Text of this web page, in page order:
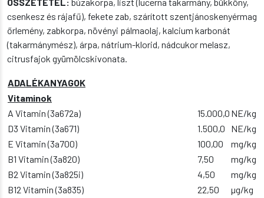
csenkesz és rájafű), fekete zab, szárított szentjánoskenyérmag
őrlemény, zabkorpa, növényi pálmaolaj, kalcium karbonát
(takarmánymész), árpa, nátrium-klorid, nádcukor melasz,
citrusfajok gyümölcskivonata.
ADALÉKANYAGOK
Vitaminok
A Vitamin (3a672a)
15.000,0 NE/kg
D3 Vitamin (3a671)
1.500,0
NE/kg
E Vitamin (3a700)
100,00
mg/kg
B1 Vitamin (3a820)
7,50
mg/kg
B2 Vitamin (3a825i)
4,50
mg/kg
B12 Vitamin (3a835)
22,50
µg/kg